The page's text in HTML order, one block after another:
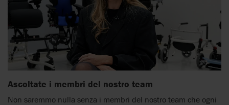
Ascoltate i membri del nostro team
Non saremmo nulla senza i membri del nostro team che ogni